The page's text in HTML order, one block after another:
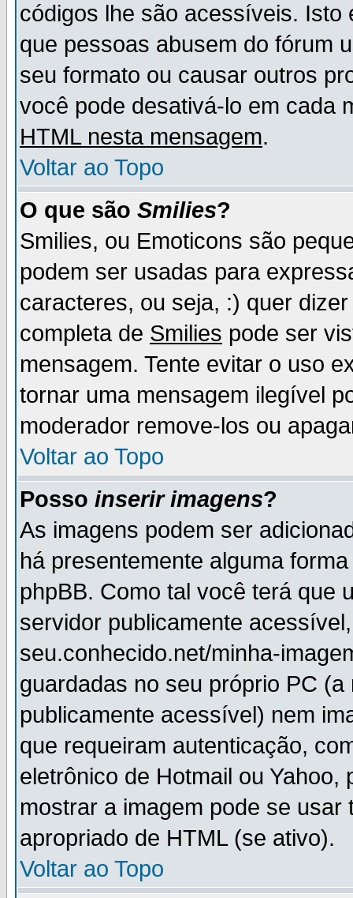
códigos lhe são acessíveis.
que pessoas abusem do fórum
seu formato ou causar outros
você pode desativá-lo em cada
HTML nesta mensagem.
Voltar ao Topo
O que são Smilies?
Smilies, ou Emoticons são
podem ser usadas para
caracteres, ou seja, :) quer
completa de Smilies pode ser
mensagem. Tente evitar o uso
tornar uma mensagem ilegível
moderador remove-los ou
Voltar ao Topo
Posso inserir imagens?
As imagens podem ser
há presentemente alguma
phpBB. Como tal você terá que
servidor publicamente
seu.conhecido.net/minha-
guardadas no seu próprio PC
publicamente acessível) nem
que requeiram autenticação,
eletrônico de Hotmail ou
mostrar a imagem pode se
apropriado de HTML (se ativo).
Voltar ao Topo